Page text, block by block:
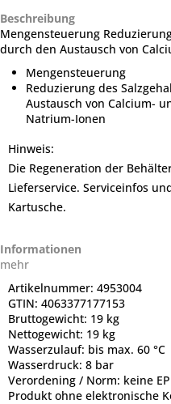
Beschreibung
Mengensteuerung
durch den Austausch von
Mengensteuerung
Reduzierung des
Austausch von Calcium-
Natrium-Ionen
Hinweis:
Die Regeneration der
Lieferservice. Serviceinfos
Kartusche.
Informationen
mehr
Artikelnummer: 4953004
GTIN: 4063377177153
Bruttogewicht: 19 kg
Nettogewicht: 19 kg
Wasserzulauf: bis max. 60 °C
Wasserdruck: 8 bar
Verordening / Norm: keine
Produkt ohne elektronische